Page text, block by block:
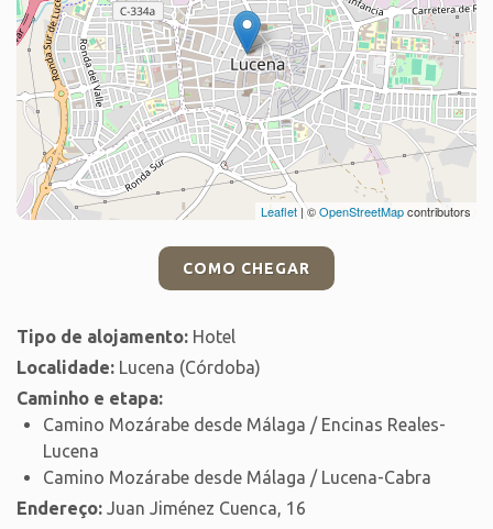
Leaflet | ©OpenStreetMapcontributors
COMO CHEGAR
Tipo de alojamento: Hotel
Localidade: Lucena (Córdoba)
Caminho e etapa:
Camino Mozárabe desde Málaga / Encinas Reales-
Lucena
Camino Mozárabe desde Málaga / Lucena-Cabra
Endereço: Juan Jiménez Cuenca, 16